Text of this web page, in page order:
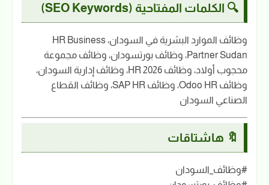
🔍 الكلمات المفتاحية (SEO Keywords)
وظائف الموارد البشرية في السودان، HR Business
Partner Sudan، وظائف بورتسودان، وظائف مجموعة
محجوب أولاد، وظائف HR 2026، وظائف إدارية السودان،
وظائف Odoo HR، وظائف SAP HR، وظائف القطاع
الصناعي السودان
🔖 هاشتاقات
#وظائف_السودان